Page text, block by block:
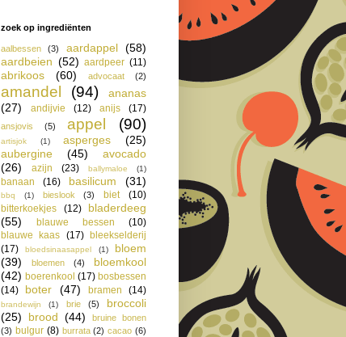
zoek op ingrediënten
aalbessen (3) aardappel (58)
aardbeien (52) aardpeer (11)
abrikoos (60) advocaat (2)
amandel (94)
ananas
(27)
andijvie (12) anijs (17)
ansjovis (5) appel (90)
artisjok (1) asperges
(25)
aubergine
(45)
avocado
(26)
azijn (23) ballymaloe (1)
banaan (16) basilicum (31)
bbq (1) bieslook (3) biet
(10)
bitterkoekjes
(12)
bladerdeeg
(55)
blauwe bessen
(10)
blauwe kaas (17) bleekselderij
(17)
bloedsinaasappel (1)
bloem
(39)
bloemen (4)
bloemkool
(42) boerenkool (17) bosbessen
(14)
boter (47) bramen (14)
brandewijn (1) brie (5)
broccoli
(25)
brood (44)
bruine bonen
(3) bulgur (8) burrata (2) cacao (6)